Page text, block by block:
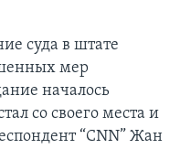
суда в штате
мер
началось
со своего места и
“CNN” Жан